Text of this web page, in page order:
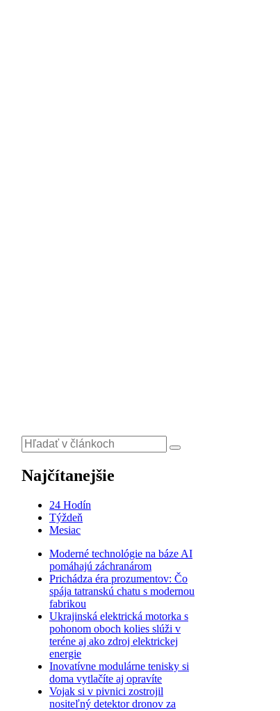
Najčítanejšie
24 Hodín
Týždeň
Mesiac
Moderné technológie na báze AI
pomáhajú záchranárom
Prichádza éra prozumentov: Čo
spája tatranskú chatu s modernou
fabrikou
Ukrajinská elektrická motorka s
pohonom oboch kolies slúži v
teréne aj ako zdroj elektrickej
energie
Inovatívne modulárne tenisky si
doma vytlačíte aj opravíte
Vojak si v pivnici zostrojil
nositeľný detektor dronov za